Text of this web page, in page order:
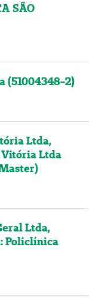
SÃO
(51004348-2)
Ltda,
Vitória Ltda
Ltda,
Policlínica